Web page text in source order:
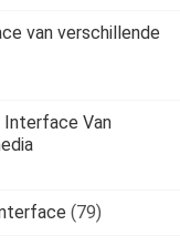
van verschillende
Interface Van
(79)